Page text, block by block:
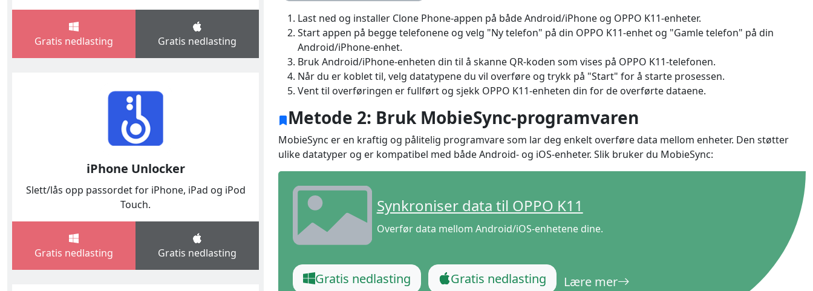
Gratis nedlasting Gratis nedlasting
iPhone Unlocker
Slett/lås opp passordet for iPhone, iPad og iPod
Touch.
Gratis nedlasting Gratis nedlasting
Last ned og installer Clone Phone-appen på både Android/iPhone og OPPO K11-enheter.
Start appen på begge telefonene og velg "Ny telefon" på din OPPO K11-enhet og "Gamle telefon" på din
Android/iPhone-enhet.
Bruk Android/iPhone-enheten din til å skanne QR-koden som vises på OPPO K11-telefonen.
Når du er koblet til, velg datatypene du vil overføre og trykk på "Start" for å starte prosessen.
Vent til overføringen er fullført og sjekk OPPO K11-enheten din for de overførte dataene.
Metode 2: Bruk MobieSync-programvaren
MobieSync er en kraftig og pålitelig programvare som lar deg enkelt overføre data mellom enheter. Den støtter
ulike datatyper og er kompatibel med både Android- og iOS-enheter. Slik bruker du MobieSync:
Synkroniser data til OPPO K11
Overfør data mellom Android/iOS-enhetene dine.
Gratis nedlasting Gratis nedlasting Lære mer
Language Switch
Nederlands Tiếng Việt
日本
Português Deutsche
Français
Italiano
Ελληνικά Türk
русский